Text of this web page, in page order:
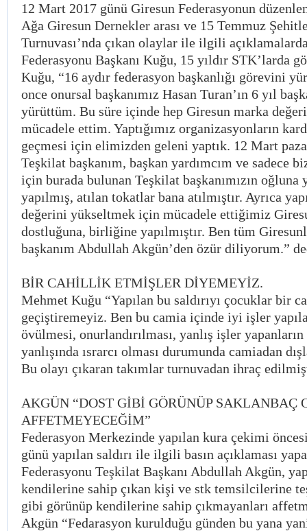
12 Mart 2017 günü Giresun Federasyonun
Ağa Giresun Dernekler arası ve 15 Temmuz
Turnuvası’nda çıkan olaylar ile ilgili
Federasyonu Başkanı Kuğu, 15 yıldır STK’larda
Kuğu, “16 aydır federasyon başkanlığı görevini
once onursal başkanımız Hasan Turan’ın 6 yıl
yürüttüm. Bu süre içinde hep Giresun marka
mücadele ettim. Yaptığımız organizasyonların
geçmesi için elimizden geleni yaptık. 12 Mart
Teşkilat başkanım, başkan yardımcım ve sadece
için burada bulunan Teşkilat başkanımızın oğluna
yapılmış, atılan tokatlar bana atılmıştır. Ayrıca
değerini yükseltmek için mücadele ettiğimiz
dostluğuna, birliğine yapılmıştır. Ben tüm
başkanım Abdullah Akgün’den özür diliyorum.”
BİR CAHİLLİK ETMİŞLER DİYEMEYİZ.
Mehmet Kuğu “Yapılan bu saldırıyı çocuklar bir
geçiştiremeyiz. Ben bu camia içinde iyi işler
övülmesi, onurlandırılması, yanlış işler yapanların
yanlışında ısrarcı olması durumunda camiadan
Bu olayı çıkaran takımlar turnuvadan ihraç
AKGÜN “DOST GİBİ GÖRÜNÜP SAKLANBAÇ
AFFETMEYECEĞİM”
Federasyon Merkezinde yapılan kura çekimi
günü yapılan saldırı ile ilgili basın açıklaması
Federasyonu Teşkilat Başkanı Abdullah Akgün,
kendilerine sahip çıkan kişi ve stk temsilcilerine
gibi görünüp kendilerine sahip çıkmayanları
Akgün “Fedarasyon kurulduğu günden bu yana